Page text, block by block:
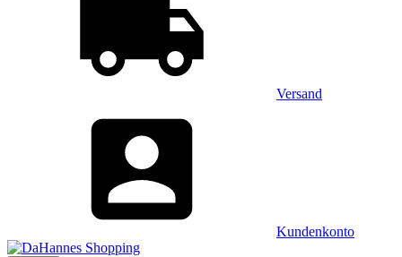
Versand
Kundenkonto